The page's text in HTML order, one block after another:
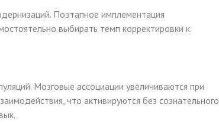
Поэтапное имплементация
выбирать темп корректировки к
Мозговые ассоциации увеличиваются при
что активируются без сознательного